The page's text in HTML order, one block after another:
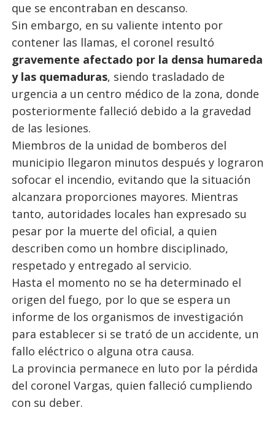
que se encontraban en descanso.
Sin embargo, en su valiente intento por
contener las llamas, el coronel resultó
gravemente afectado por la densa humareda
y las quemaduras, siendo trasladado de
urgencia a un centro médico de la zona, donde
posteriormente falleció debido a la gravedad
de las lesiones.
Miembros de la unidad de bomberos del
municipio llegaron minutos después y lograron
sofocar el incendio, evitando que la situación
alcanzara proporciones mayores. Mientras
tanto, autoridades locales han expresado su
pesar por la muerte del oficial, a quien
describen como un hombre disciplinado,
respetado y entregado al servicio.
Hasta el momento no se ha determinado el
origen del fuego, por lo que se espera un
informe de los organismos de investigación
para establecer si se trató de un accidente, un
fallo eléctrico o alguna otra causa.
La provincia permanece en luto por la pérdida
del coronel Vargas, quien falleció cumpliendo
con su deber.